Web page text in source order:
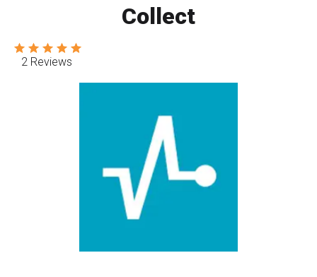
Collect
2 Reviews